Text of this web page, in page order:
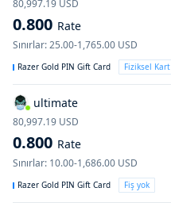
80,997.19 USD
0.800 Rate
Sınırlar:25.00-1,765.00 USD
Razer Gold PIN Gift Card Fiziksel Kart
ultimate
80,997.19 USD
0.800 Rate
Sınırlar: 10.00-1,686.00 USD
Razer Gold PIN Gift Card Fiş yok